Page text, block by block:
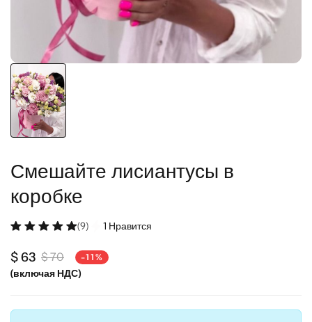
Смешайте лисиантусы в
коробке
(9) 1 Нравится
$ 63 $ 70 -11%
(включая НДС)